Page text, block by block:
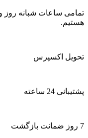
تمامی ساعات شبانه
هستیم.
تحویل اکسپرس
پشتیبانی 24 ساعته
7 روز ضمانت بازگشت